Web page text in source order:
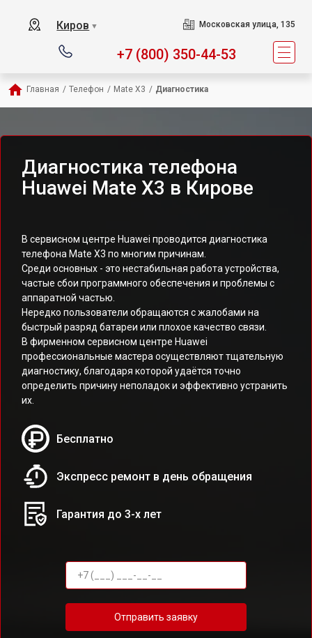
Киров ▼ Московская улица, 135
+7 (800) 350-44-53
Главная / Телефон / Mate X3 / Диагностика
Диагностика телефона
Huawei Mate X3 в Кирове
В сервисном центре Huawei проводится диагностика
телефона Mate X3 по многим причинам.
Среди основных - это нестабильная работа устройства,
частые сбои программного обеспечения и проблемы с
аппаратной частью.
Нередко пользователи обращаются с жалобами на
быстрый разряд батареи или плохое качество связи.
В фирменном сервисном центре Huawei
профессиональные мастера осуществляют тщательную
диагностику, благодаря которой удаётся точно
определить причину неполадок и эффективно устранить
их.
Бесплатно
Экспресс ремонт в день обращения
Гарантия до 3-х лет
Отправить заявку